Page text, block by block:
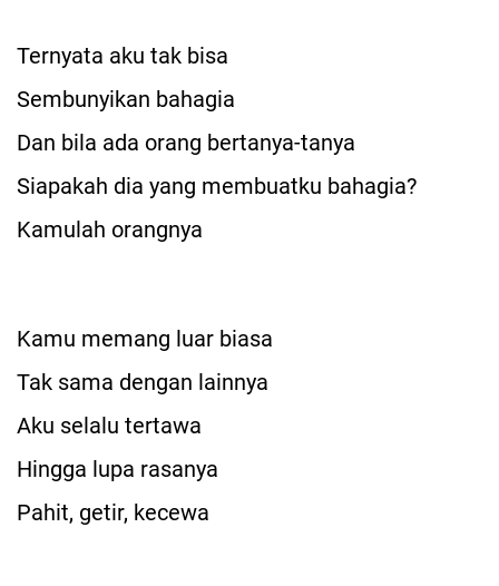
Ternyata aku tak bisa
Sembunyikan bahagia
Dan bila ada orang bertanya-tanya
Siapakah dia yang membuatku bahagia?
Kamulah orangnya
Kamu memang luar biasa
Tak sama dengan lainnya
Aku selalu tertawa
Hingga lupa rasanya
Pahit, getir, kecewa